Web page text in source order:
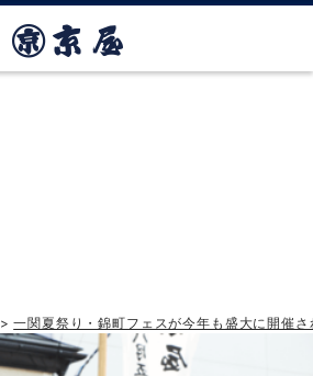
>一関夏祭り・錦町フェスが今年も盛大に開催